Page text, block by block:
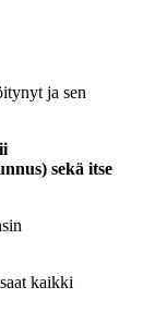
ja sen
sekä itse
kaikki